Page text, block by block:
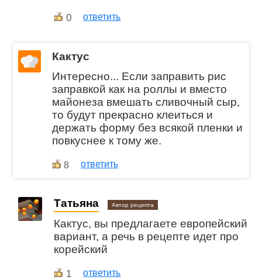
0 ответить
Кактус
Интересно... Если заправить рис
заправкой как на роллы и вместо
майонеза вмешать сливочный сыр,
то будут прекрасно клеиться и
держать форму без всякой пленки и
повкуснее к тому же.
8 ответить
Татьяна Автор рецепта
Кактус, вы предлагаете европейский
вариант, а речь в рецепте идет про
корейский
1 ответить